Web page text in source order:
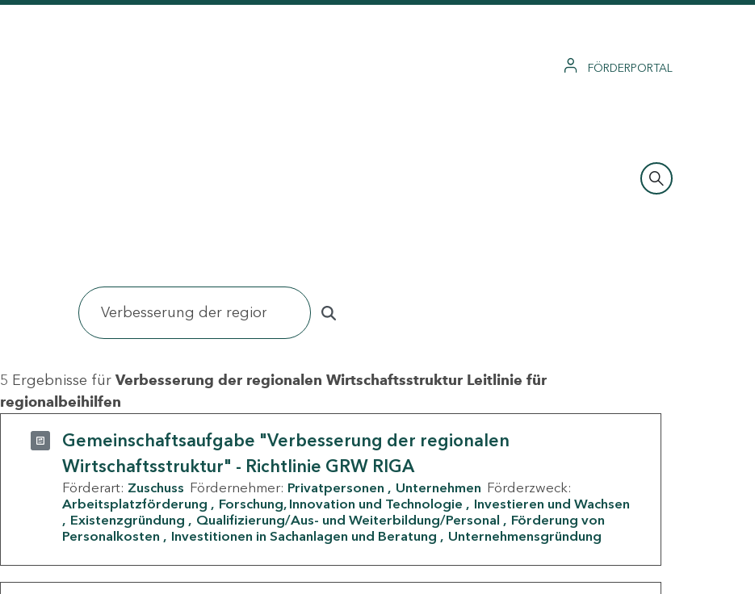
FÖRDERPORTAL
5 Ergebnisse für Verbesserung der regionalen Wirtschaftsstruktur Leitlinie für
regionalbeihilfen
Gemeinschaftsaufgabe "Verbesserung der regionalen
Wirtschaftsstruktur" - Richtlinie GRW RIGA
Förderart: Zuschuss Fördernehmer: Privatpersonen Unternehmen Förderzweck:
Arbeitsplatzförderung
Forschung, Innovation und Technologie
Investieren und Wachsen
Existenzgründung
Qualifizierung/Aus- und Weiterbildung/Personal
Förderung von
Personalkosten
Investitionen in Sachanlagen und Beratung Unternehmensgründung